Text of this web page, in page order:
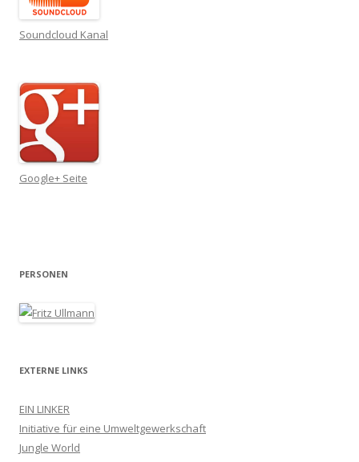
Soundcloud Kanal
Google+ Seite
PERSONEN
EXTERNE LINKS
EIN LINKER
Initiative für eine Umweltgewerkschaft
Jungle World